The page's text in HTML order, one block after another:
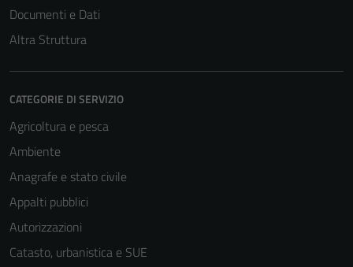
Documenti e Dati
Altra Struttura
CATEGORIE DI SERVIZIO
Agricoltura e pesca
Ambiente
Anagrafe e stato civile
Appalti pubblici
Autorizzazioni
Catasto, urbanistica e SUE